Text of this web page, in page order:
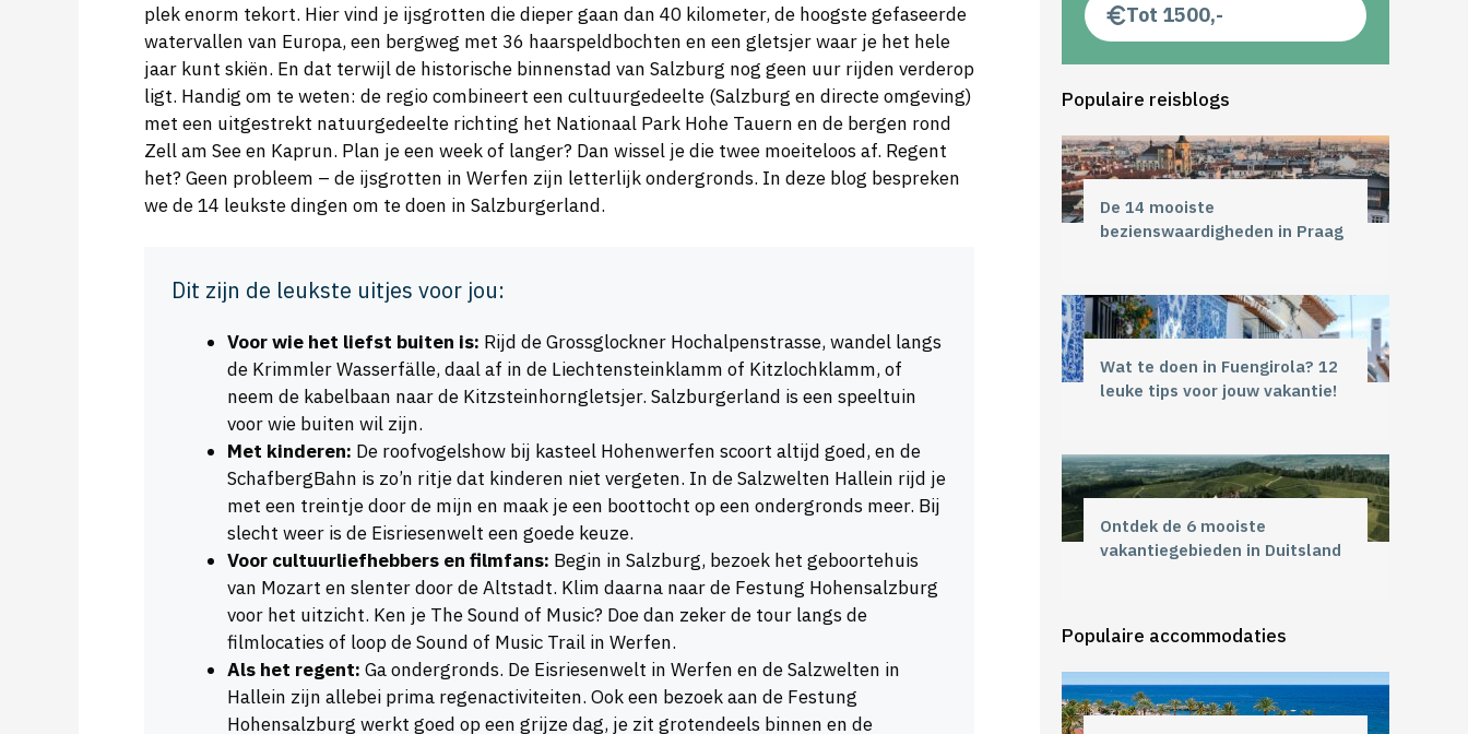
plek enorm tekort. Hier vind je ijsgrotten die dieper gaan dan 40 kilometer, de hoogste gefaseerde
watervallen van Europa, een bergweg met 36 haarspeldbochten en een gletsjer waar je het hele
jaar kunt skiën. En dat terwijl de historische binnenstad van Salzburg nog geen uur rijden verderop
ligt. Handig om te weten: de regio combineert een cultuurgedeelte (Salzburg en directe omgeving)
met een uitgestrekt natuurgedeelte richting het Nationaal Park Hohe Tauern en de bergen rond
Zell am See en Kaprun. Plan je een week of langer? Dan wissel je die twee moeiteloos af. Regent
het? Geen probleem – de ijsgrotten in Werfen zijn letterlijk ondergronds. In deze blog bespreken
we de 14 leukste dingen om te doen in Salzburgerland.
Dit zijn de leukste uitjes voor jou:
Voor wie het liefst buiten is: Rijd de Grossglockner Hochalpenstrasse, wandel langs
de Krimmler Wasserfälle, daal af in de Liechtensteinklamm of Kitzlochklamm, of
neem de kabelbaan naar de Kitzsteinhorngletsjer. Salzburgerland is een speeltuin
voor wie buiten wil zijn.
Met kinderen: De roofvogelshow bij kasteel Hohenwerfen scoort altijd goed, en de
SchafbergBahn is zo’n ritje dat kinderen niet vergeten. In de Salzwelten Hallein rijd je
met een treintje door de mijn en maak je een boottocht op een ondergronds meer. Bij
slecht weer is de Eisriesenwelt een goede keuze.
Voor cultuurliefhebbers en filmfans: Begin in Salzburg, bezoek het geboortehuis
van Mozart en slenter door de Altstadt. Klim daarna naar de Festung Hohensalzburg
voor het uitzicht. Ken je The Sound of Music? Doe dan zeker de tour langs de
filmlocaties of loop de Sound of Music Trail in Werfen.
Als het regent: Ga ondergronds. De Eisriesenwelt in Werfen en de Salzwelten in
Hallein zijn allebei prima regenactiviteiten. Ook een bezoek aan de Festung
Hohensalzburg werkt goed op een grijze dag, je zit grotendeels binnen en de
Tot 1500,-
Populaire reisblogs
De 14 mooiste
bezienswaardigheden in Praag
Wat te doen in Fuengirola? 12
leuke tips voor jouw vakantie!
Ontdek de 6 mooiste
vakantiegebieden in Duitsland
Populaire accommodaties